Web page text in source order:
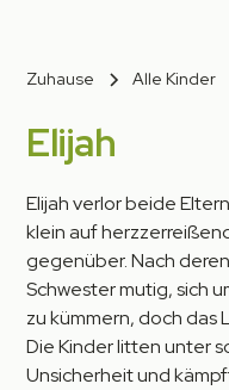
Zuhause Alle Kinder
Elijah
Elijah verlor beide
klein auf
gegenüber. Nach
Schwester mutig, sich
zu kümmern, doch das
Die Kinder litten unter
Unsicherheit und